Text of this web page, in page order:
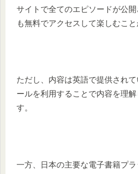
サイトで全てのエピソードが公
も無料でアクセスして楽しむこと
ただし、内容は英語で提供され
ールを利用することで内容を理解
す。​
一方、日本の主要な電子書籍プ